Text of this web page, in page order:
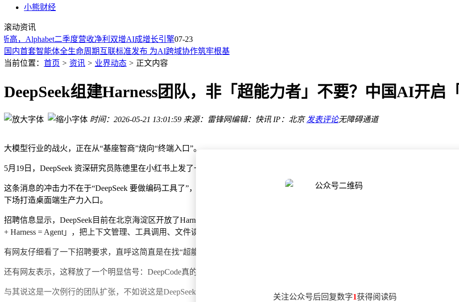
小熊财经
滚动资讯
，Alphabet二季度营收净利双增AI成增长引擎 07-23
特斯拉人形机器人产线加速布局 马斯克坦言量产挑战与自研突破并行
大疆Avata 360无人机极限航拍：近距离捕捉火山喷发，全景视野震撼人心
国内首套智能体全生命周期互联标准发布 为AI跨域协作筑牢根基
阿里云灵骏真武M890超节点适配Qwen3.8，为超万亿参数大模型运行提供新支撑
国内首个智能体全生命周期互联标准体系发布 2000余智能体获“数字身份证”
国内首套智能体全生命周期互联标准发布，2000余个智能体获“数字身份证”
智能防丢新选择：AirTag平替怎么选？鸿顺通电子实力解析与选购指南
三星Galaxy Glasses无屏新形态：50克轻装上阵，Gemini赋能全天候AI助手
特斯拉人形机器人产线加速布局 马斯克坦言量产挑战与自研突破并行
当前位置： 首页 > 资讯 > 业界动态 > 正文内容
DeepSeek组建Harness团队，非「超能力者」不要？中国AI开启
时间：2026-05-21 13:01:59 来源：雷锋网编辑：快讯 IP：北京 发表评论无障碍通道
大模型行业的战火，正在从“基座智商”烧向“终端入口”。
5月19日，DeepSeek 资深研究员陈德里在小红书上发了一条招聘贴，证实内部正在组建全新的"Harness"（代码智能体工程）团队，
这条消息的冲击力不在于“DeepSeek 要做编码工具了”，毕竟一家有模型的 AI 公司做编码工具再正常不过。真正值得注意的是：
下场打造桌面端生产力入口。
招聘信息显示，DeepSeek目前在北京海淀区开放了Harness产品经理与研发工程师两个岗位。新成员将全程参与"DeepSeek桌面端
+ Harness = Agent」，把上下文管理、工具调用、文件读写、终端执行与测试反馈等模型之外的工程动作，全部划归为 Harness 范畴
有网友仔细看了一下招聘要求，直呼这简直是在找“超能力者”。
还有网友表示，这释放了一个明显信号：DeepCode真的要来了！
与其说这是一次例行的团队扩张，不如说这是DeepSeek从"模型公司"向"产品公司"战略转向的第一个组织信号。
关注公众号后回复数字1获得阅读码